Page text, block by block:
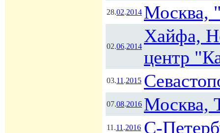
28.02.2014 Москва,
02.06.2014
Хайфа,
центр
03.11.2015
07.08.2016 Москва,
11.11.2016 С-